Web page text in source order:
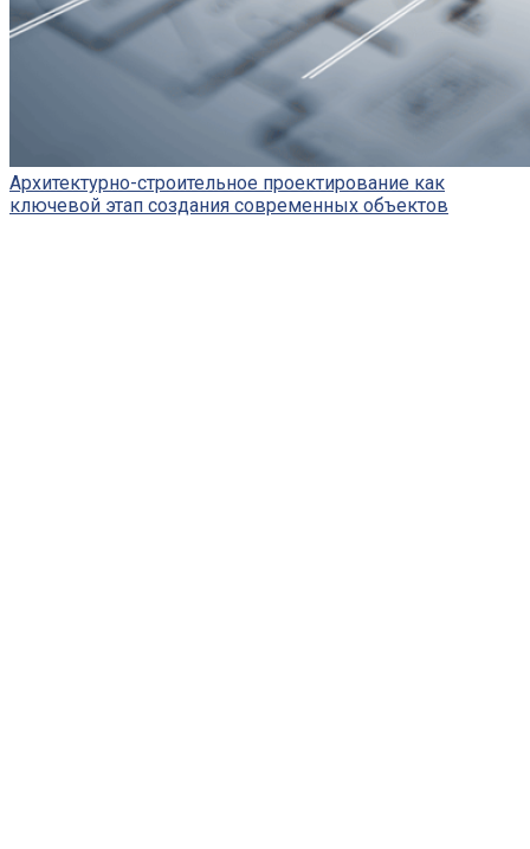
Архитектурно-строительное проектирование как
ключевой этап создания современных объектов